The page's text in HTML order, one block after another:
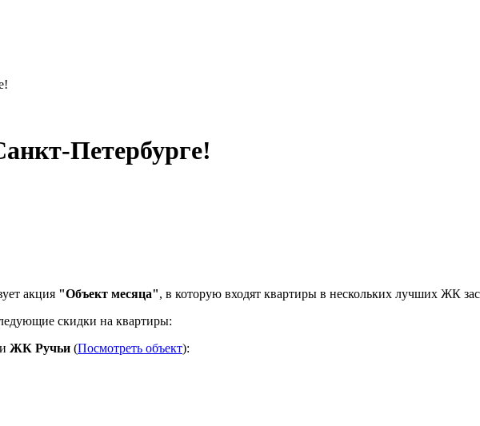
Петербурге!
акция "Объект месяца", в которую входят квартиры в нескольких лучших ЖК
скидки на квартиры:
ЖК Ручьи (Посмотреть объект):